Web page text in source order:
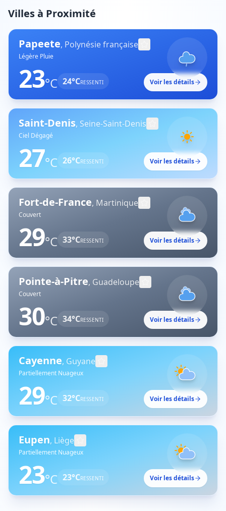
Villes à Proximité
Papeete, Polynésie française
Légère Pluie
23°C 24°CRESSENTI Voir les détails
Saint-Denis, Seine-Saint-Denis
Ciel Dégagé
27°C 26°CRESSENTI Voir les détails
Fort-de-France, Martinique
Couvert
29°C 33°CRESSENTI Voir les détails
Pointe-à-Pitre, Guadeloupe
Couvert
30°C 34°CRESSENTI Voir les détails
Cayenne, Guyane
Partiellement Nuageux
29°C 32°CRESSENTI Voir les détails
Eupen, Liège
Partiellement Nuageux
23°C 23°CRESSENTI Voir les détails